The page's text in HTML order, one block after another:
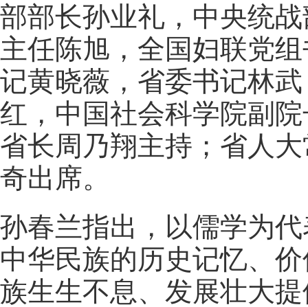
部部长孙业礼，中央统
主任陈旭，全国妇联党
记黄晓薇，省委书记林
红，中国社会科学院副
省长周乃翔主持；省人
奇出席。
孙春兰指出，以儒学为
中华民族的历史记忆、
族生生不息、发展壮大